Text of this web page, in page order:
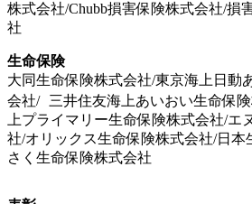
株式会社/Chubb損害保険株式会社/損
社
生命保険
大同生命保険株式会社/東京海上日動
会社/ 三井住友海上あいおい生命保
上プライマリー生命保険株式会社/エ
社/オリックス生命保険株式会社/日本
さく生命保険株式会社